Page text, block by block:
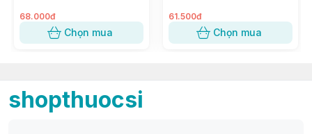
68.000đ
Chọn mua
61.500đ
Chọn mua
shopthuocsi